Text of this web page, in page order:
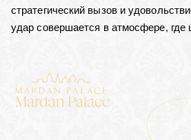
стратегический вызов и
удар совершается в атмосфере, где
Mardan Palace